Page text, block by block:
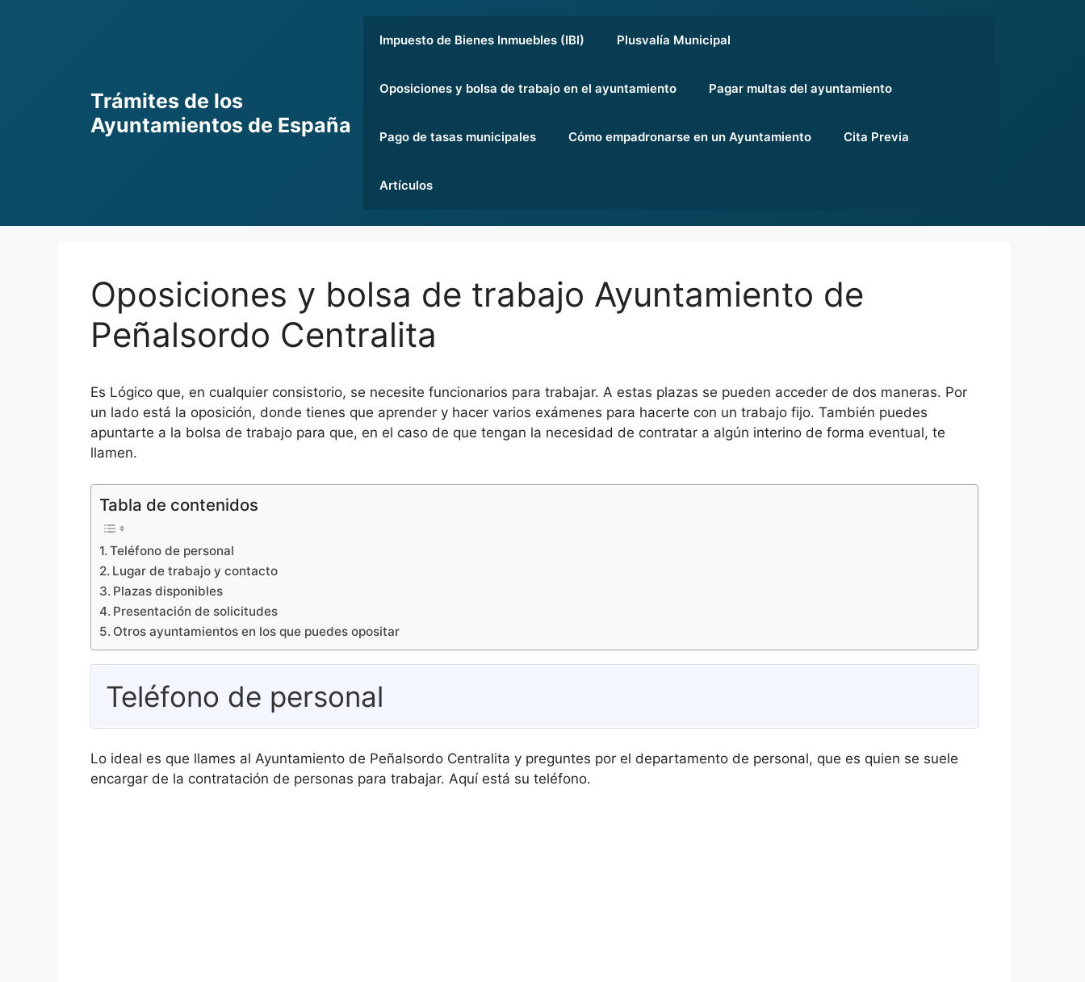
Trámites de los
Ayuntamientos de España
Impuesto de Bienes Inmuebles (IBI) Plusvalía Municipal
Oposiciones y bolsa de trabajo en el ayuntamiento Pagar multas del ayuntamiento
Pago de tasas municipales Cómo empadronarse en un Ayuntamiento Cita Previa
Artículos
Oposiciones y bolsa de trabajo Ayuntamiento de
Peñalsordo Centralita
Es Lógico que, en cualquier consistorio, se necesite funcionarios para trabajar. A estas plazas se pueden acceder de dos maneras. Por
un lado está la oposición, donde tienes que aprender y hacer varios exámenes para hacerte con un trabajo fijo. También puedes
apuntarte a la bolsa de trabajo para que, en el caso de que tengan la necesidad de contratar a algún interino de forma eventual, te
llamen.
Tabla de contenidos
Teléfono de personal
Lugar de trabajo y contacto
Plazas disponibles
Presentación de solicitudes
Otros ayuntamientos en los que puedes opositar
Teléfono de personal
Lo ideal es que llames al Ayuntamiento de Peñalsordo Centralita y preguntes por el departamento de personal, que es quien se suele
encargar de la contratación de personas para trabajar. Aquí está su teléfono.